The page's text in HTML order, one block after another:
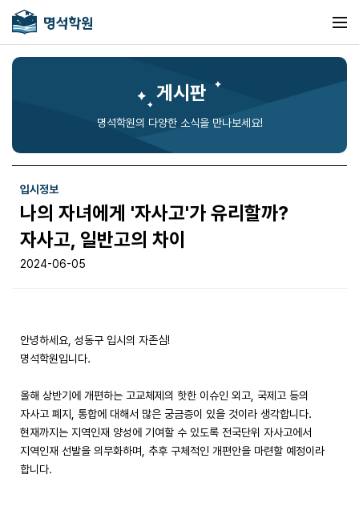
게시판
명석학원의 다양한 소식을 만나보세요!
입시정보
나의 자녀에게 '자사고'가 유리할까?
자사고, 일반고의 차이
2024-06-05
안녕하세요, 성동구 입시의 자존심!
명석학원입니다.
올해 상반기에 개편하는 고교체제의 핫한 이슈인 외고, 국제고 등의
자사고 폐지, 통합에 대해서 많은 궁금증이 있을 것이라 생각합니다.
현재까지는 지역인재 양성에 기여할 수 있도록 전국단위 자사고에서
지역인재 선발을 의무화하며, 추후 구체적인 개편안을 마련할 예정이라
합니다.